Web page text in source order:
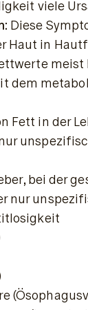
viele
Diese
Haut in
meist
dem
Fett in der
bei der
nur